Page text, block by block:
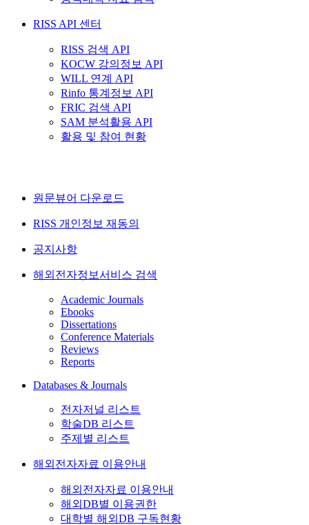
RISS API 센터
RISS 검색 API
KOCW 강의정보 API
WILL 연계 API
Rinfo 통계정보 API
FRIC 검색 API
SAM 분석활용 API
활용 및 참여 현황
원문뷰어 다운로드
RISS 개인정보 재동의
공지사항
해외전자정보서비스 검색
Academic Journals
Ebooks
Dissertations
Conference Materials
Reviews
Reports
Databases & Journals
전자저널 리스트
학술DB 리스트
주제별 리스트
해외전자자료 이용안내
해외전자자료 이용안내
해외DB별 이용권한
대학별 해외DB 구독현황